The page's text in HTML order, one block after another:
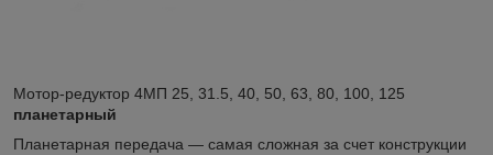
Мотор-редуктор 4МП 25, 31.5, 40, 50, 63, 80, 100, 125
планетарный
Планетарная передача — самая сложная за счет конструкции